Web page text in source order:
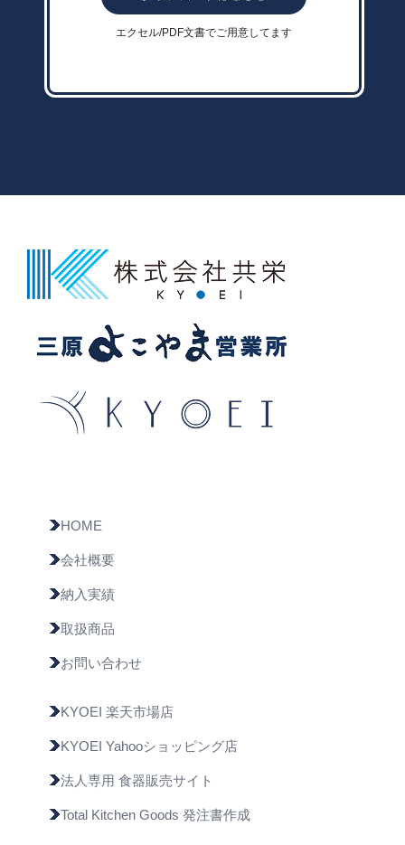
エクセル/PDF文書でご用意してます
HOME
会社概要
納入実績
取扱商品
お問い合わせ
KYOEI 楽天市場店
KYOEI Yahooショッピング店
法人専用 食器販売サイト
Total Kitchen Goods 発注書作成